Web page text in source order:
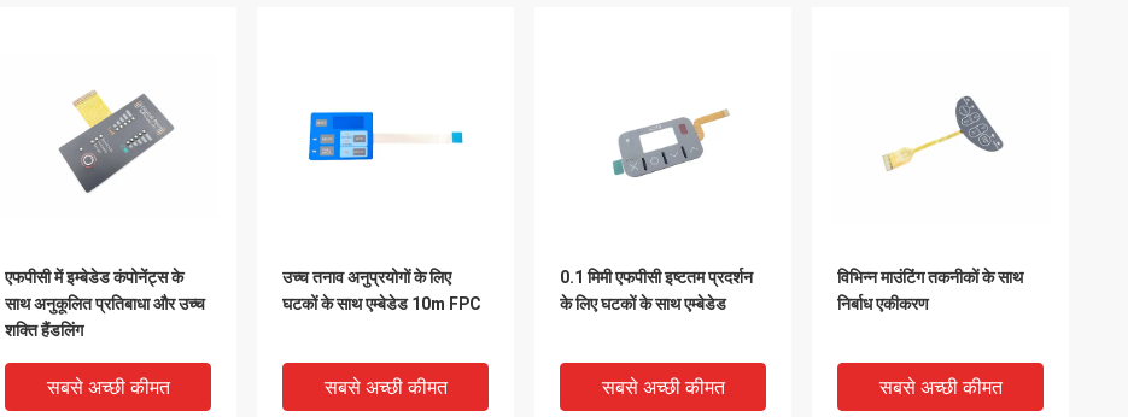
एफपीसी में इम्बेडेड कंपोनेंट्स के
साथ अनुकूलित प्रतिबाधा और उच्च
शक्ति हैंडलिंग
सबसे अच्छी कीमत
उच्च तनाव अनुप्रयोगों के लिए
घटकों के साथ एम्बेडेड 10m FPC
सबसे अच्छी कीमत
0.1 मिमी एफपीसी इष्टतम प्रदर्शन
के लिए घटकों के साथ एम्बेडेड
सबसे अच्छी कीमत
विभिन्न माउंटिंग तकनीकों के साथ
निर्बाध एकीकरण
सबसे अच्छी कीमत